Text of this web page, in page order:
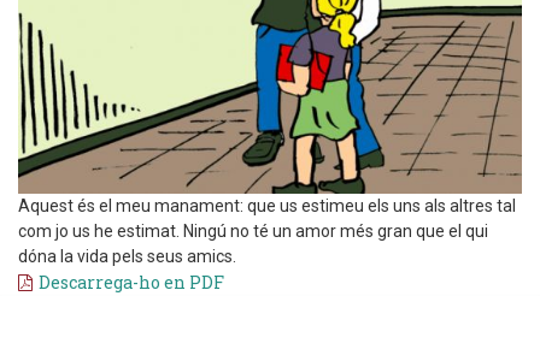
Aquest és el meu manament: que us estimeu els uns als altres tal
com jo us he estimat. Ningú no té un amor més gran que el qui
dóna la vida pels seus amics.
Descarrega-ho en PDF